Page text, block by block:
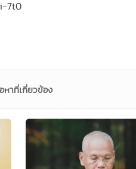
7t0
หาที่เกี่ยวข้อง